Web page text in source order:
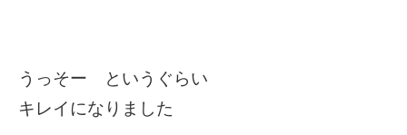
うっそー というぐらい
キレイになりました